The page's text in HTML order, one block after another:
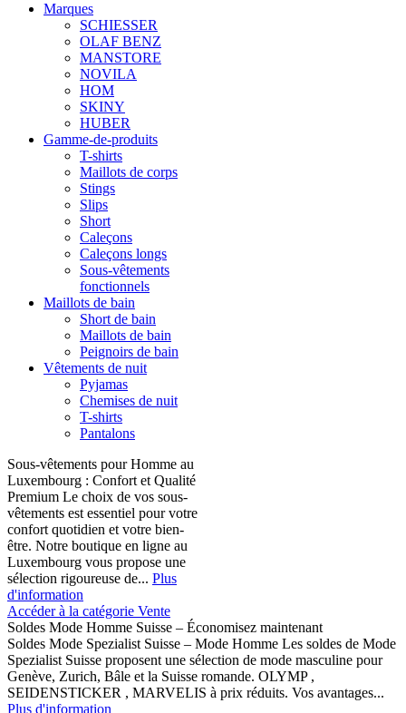
Marques
SCHIESSER
OLAF BENZ
MANSTORE
NOVILA
HOM
SKINY
HUBER
Gamme-de-produits
T-shirts
Maillots de corps
Stings
Slips
Short
Caleçons
Caleçons longs
Sous-vêtements
fonctionnels
Maillots de bain
Short de bain
Maillots de bain
Peignoirs de bain
Vêtements de nuit
Pyjamas
Chemises de nuit
T-shirts
Pantalons
Sous-vêtements pour Homme au
Luxembourg : Confort et Qualité
Premium Le choix de vos sous-
vêtements est essentiel pour votre
confort quotidien et votre bien-
être. Notre boutique en ligne au
Luxembourg vous propose une
sélection rigoureuse de... Plus
d'information
Accéder à la catégorie Vente
Soldes Mode Homme Suisse – Économisez maintenant
Soldes Mode Spezialist Suisse – Mode Homme Les soldes de Mode
Spezialist Suisse proposent une sélection de mode masculine pour
Genève, Zurich, Bâle et la Suisse romande. OLYMP ,
SEIDENSTICKER , MARVELIS à prix réduits. Vos avantages...
Plus d'information